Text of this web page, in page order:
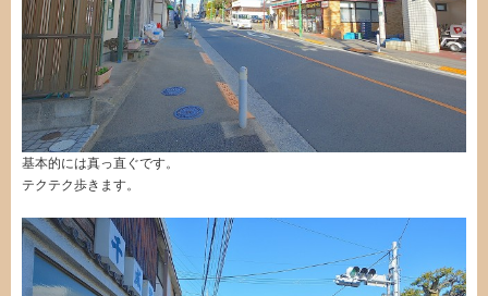
基本的には真っ直ぐです。
テクテク歩きます。